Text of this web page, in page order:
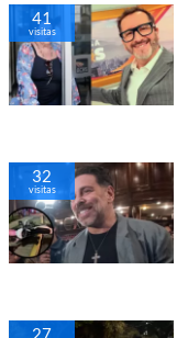
41
visitas
32
visitas
27